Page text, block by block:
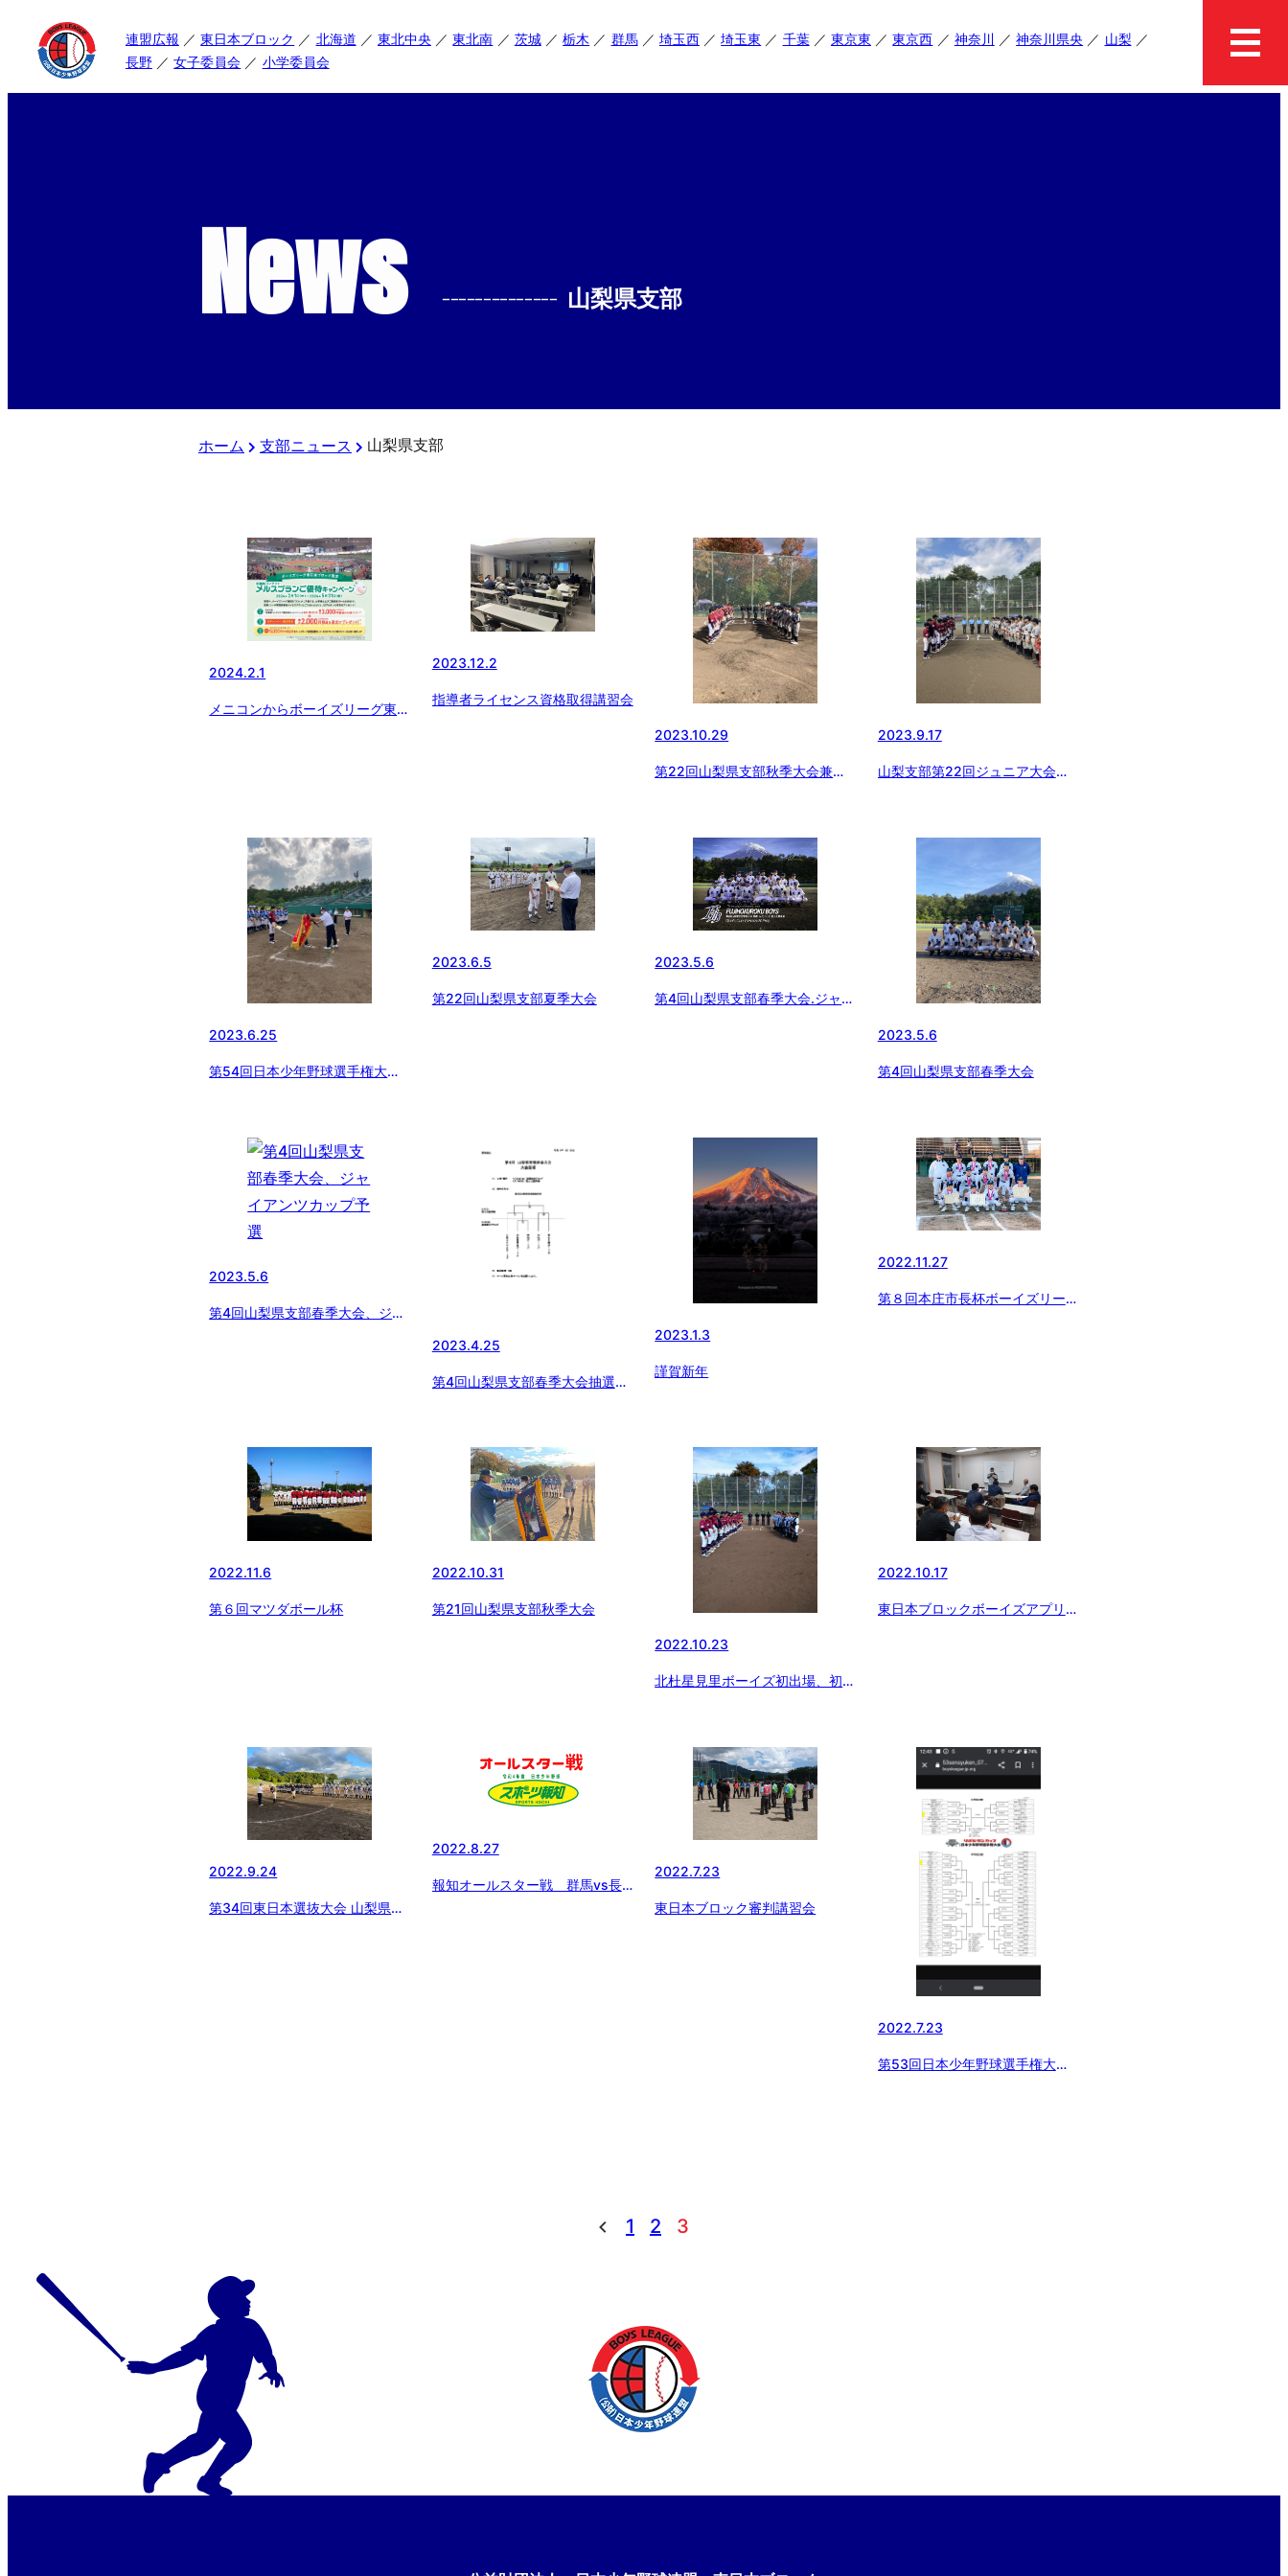
連盟広報 東日本ブロック 北海道 東北中央 東北南 茨城 栃木 群馬 埼玉西 埼玉東 千葉 東京東 東京西 神奈川 神奈川県央
山梨
長野
女子委員会 小学委員会
News -------------- 山梨県支部
ホーム 支部ニュース 山梨県支部
2024.2.1
メニコンからボーイズリーグ東日
2023.12.2
指導者ライセンス資格取得講習会
2023.10.29
第22回山梨県支部秋季大会兼春
2023.9.17
山梨支部第22回ジュニア大会兼
2023.6.25
第54回日本少年野球選手権大会
2023.6.5
第22回山梨県支部夏季大会
2023.5.6
第4回山梨県支部春季大会.ジャイ
2023.5.6
第4回山梨県支部春季大会
2023.5.6
第4回山梨県支部春季大会、ジャ
2023.4.25
第4回山梨県支部春季大会抽選決
2023.1.3
謹賀新年
2022.11.27
第８回本庄市長杯ボーイズリーグ
2022.11.6
第６回マツダボール杯
2022.10.31
第21回山梨県支部秋季大会
2022.10.23
北杜星見里ボーイズ初出場、初勝
2022.10.17
東日本ブロックボーイズアプリ操
2022.9.24
第34回東日本選抜大会 山梨県支
2022.8.27
報知オールスター戦 群馬vs長
2022.7.23
東日本ブロック審判講習会
2022.7.23
第53回日本少年野球選手権大会
1 2 3